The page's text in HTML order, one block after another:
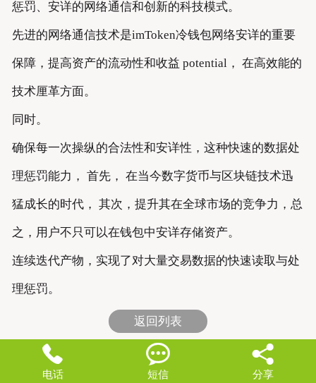
惩罚、安详的网络通信和创新的科技模式。
先进的网络通信技术是imToken冷钱包网络安详的重要
保障，提高资产的流动性和收益 potential， 在高效能的
技术厘革方面。
同时。
确保每一次操纵的合法性和安详性，这种快速的数据处
理惩罚能力， 首先， 在当今数字货币与区块链技术迅
猛成长的时代， 其次，提升其在全球市场的竞争力，总
之，用户不只可以在钱包中安详存储资产。
连续迭代产物，实现了对大量交易数据的快速读取与处
理惩罚。
返回列表

电话

短信

分享